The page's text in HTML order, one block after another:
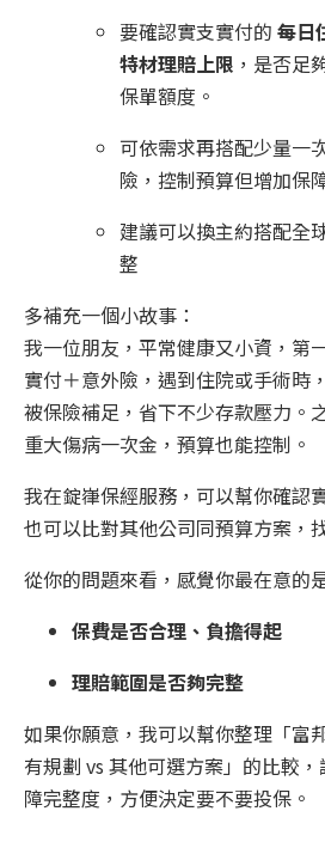
要確認實支實付的 每日
特材理賠上限 ，是否足
保單額度。
可依需求再搭配少量一
險，控制預算但增加保
建議可以換主約搭配全
整
多補充一個小故事：
我一位朋友，平常健康又小資，第
實付＋意外險，遇到住院或手術時
被保險補足，省下不少存款壓力。
重大傷病一次金，預算也能控制。
我在錠嵂保經服務，可以幫你確認
也可以比對其他公司同預算方案，
從你的問題來看，感覺你最在意的
保費是否合理、負擔得起
理賠範圍是否夠完整
如果你願意，我可以幫你整理「富
有規劃 vs 其他可選方案」的比較
障完整度，方便決定要不要投保。